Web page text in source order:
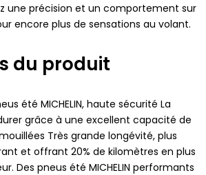
une précision et un comportement sur
encore plus de sensations au volant.
du produit
été MICHELIN, haute sécurité La
grâce à une excellent capacité de
Très grande longévité, plus
et offrant 20% de kilomètres en plus
Des pneus été MICHELIN performants